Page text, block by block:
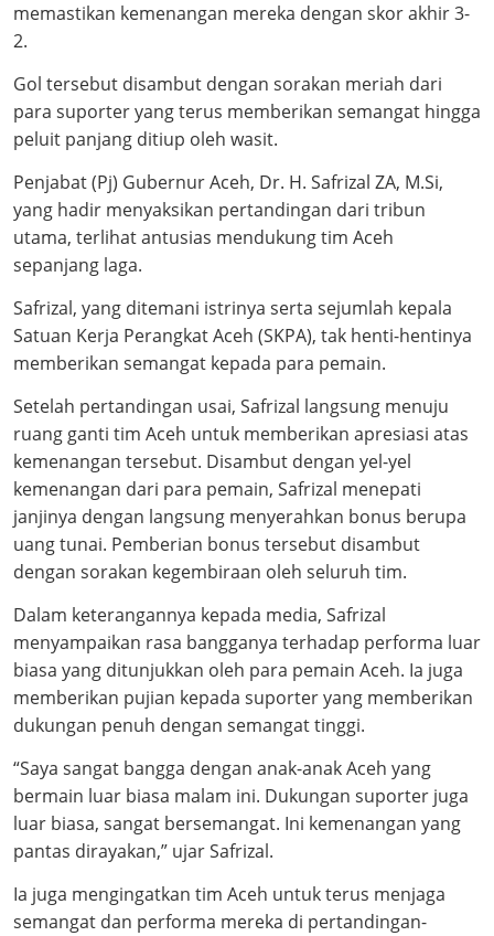
memastikan kemenangan mereka dengan skor akhir 3-
2.
Gol tersebut disambut dengan sorakan meriah dari
para suporter yang terus memberikan semangat hingga
peluit panjang ditiup oleh wasit.
Penjabat (Pj) Gubernur Aceh, Dr. H. Safrizal ZA, M.Si,
yang hadir menyaksikan pertandingan dari tribun
utama, terlihat antusias mendukung tim Aceh
sepanjang laga.
Safrizal, yang ditemani istrinya serta sejumlah kepala
Satuan Kerja Perangkat Aceh (SKPA), tak henti-hentinya
memberikan semangat kepada para pemain.
Setelah pertandingan usai, Safrizal langsung menuju
ruang ganti tim Aceh untuk memberikan apresiasi atas
kemenangan tersebut. Disambut dengan yel-yel
kemenangan dari para pemain, Safrizal menepati
janjinya dengan langsung menyerahkan bonus berupa
uang tunai. Pemberian bonus tersebut disambut
dengan sorakan kegembiraan oleh seluruh tim.
Dalam keterangannya kepada media, Safrizal
menyampaikan rasa bangganya terhadap performa luar
biasa yang ditunjukkan oleh para pemain Aceh. Ia juga
memberikan pujian kepada suporter yang memberikan
dukungan penuh dengan semangat tinggi.
“Saya sangat bangga dengan anak-anak Aceh yang
bermain luar biasa malam ini. Dukungan suporter juga
luar biasa, sangat bersemangat. Ini kemenangan yang
pantas dirayakan,” ujar Safrizal.
Ia juga mengingatkan tim Aceh untuk terus menjaga
semangat dan performa mereka di pertandingan-